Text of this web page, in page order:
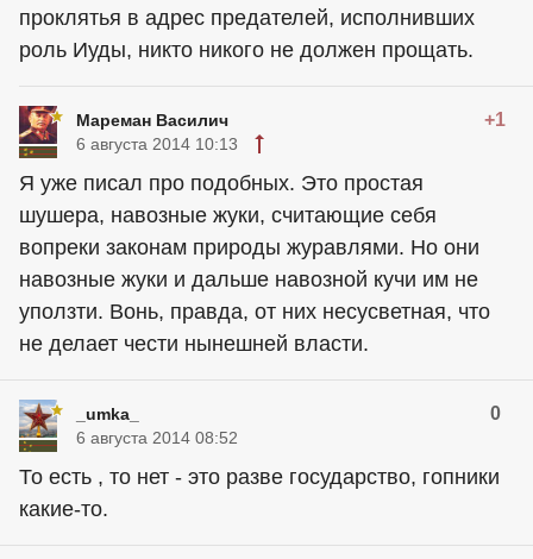
проклятья в адрес предателей, исполнивших
роль Иуды, никто никого не должен прощать.
Мареман Василич +1
6 августа 2014 10:13
Я уже писал про подобных. Это простая
шушера, навозные жуки, считающие себя
вопреки законам природы журавлями. Но они
навозные жуки и дальше навозной кучи им не
уползти. Вонь, правда, от них несусветная, что
не делает чести нынешней власти.
_umka_ 0
6 августа 2014 08:52
То есть , то нет - это разве государство, гопники
какие-то.